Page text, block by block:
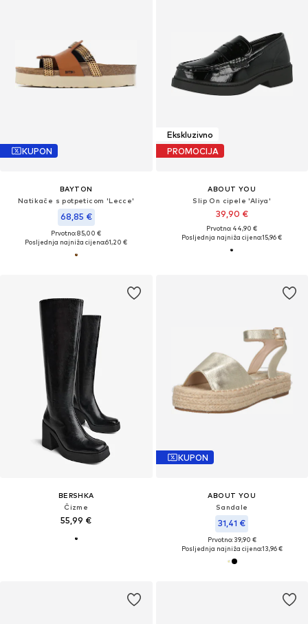
KUPON
BAYTON
Natikače s potpeticom 'Lecce'
68,85 €
Prvotno: 85,00 €
Posljednja najniža cijena:61,20 €
Ekskluzivno
PROMOCIJA
ABOUT YOU
Slip On cipele 'Aliya'
39,90 €
Prvotno: 44,90 €
Posljednja najniža cijena:15,96 €
BERSHKA
Čizme
55,99 €
KUPON
ABOUT YOU
Sandale
31,41 €
Prvotno: 39,90 €
Posljednja najniža cijena:13,96 €